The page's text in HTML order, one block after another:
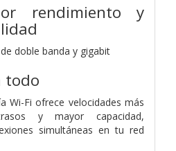
rendimiento y
doble banda y gigabit
todo
Wi-Fi ofrece velocidades más
y mayor capacidad,
simultáneas en tu red